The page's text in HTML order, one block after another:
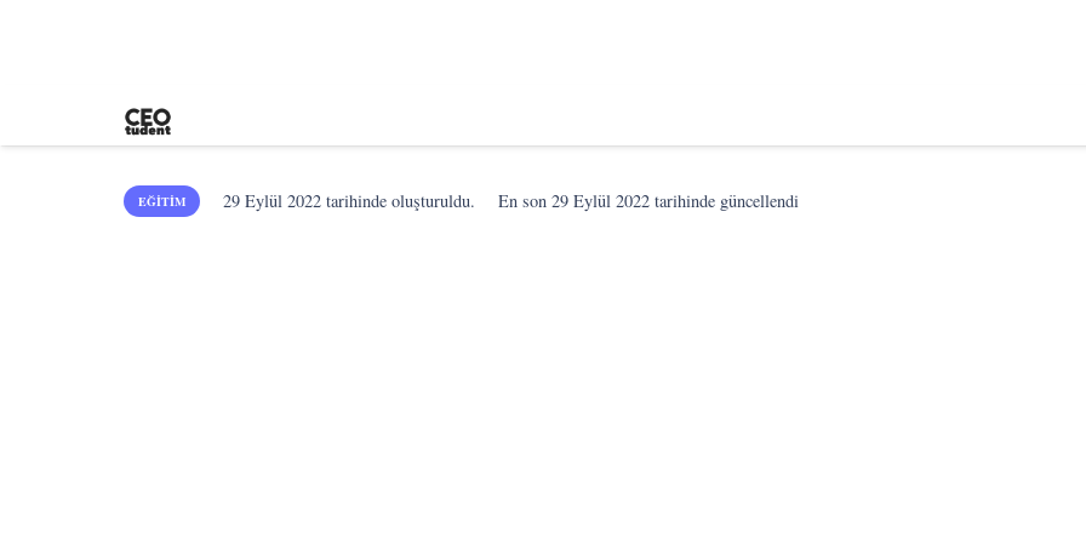
EĞITIM 29 Eylül 2022 tarihinde oluşturuldu. En son29 Eylül 2022 tarihinde güncellendi